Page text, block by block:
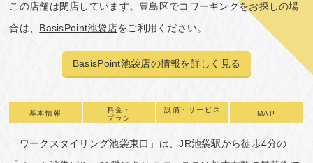
この店舗は閉店しています。豊島区でコワーキングをお探しの場
合は、 BasisPoint池袋店をご利用ください。
BasisPoint池袋店の情報を詳しく見る
基本情報
料金・
プラン
設備・サービス MAP
「ワークスタイリング池袋東口」は、JR池袋駅から徒歩4分の